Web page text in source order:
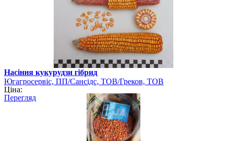
Насіння кукурудзи гібрид
Югагросервіс, ПП/Сансідс, ТОВ/Греков, ТОВ
Ціна:
Перегляд